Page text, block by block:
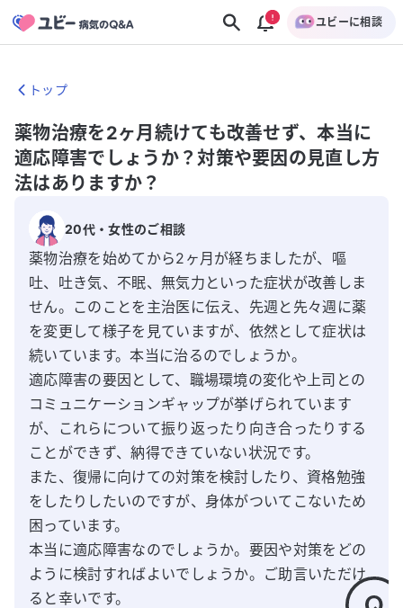
ユビーに相談
トップ
薬物治療を2ヶ月続けても改善せず、本当に
適応障害でしょうか？対策や要因の見直し方
法はありますか？
20代・女性のご相談
薬物治療を始めてから2ヶ月が経ちましたが、嘔
吐、吐き気、不眠、無気力といった症状が改善しま
せん。このことを主治医に伝え、先週と先々週に薬
を変更して様子を見ていますが、依然として症状は
続いています。本当に治るのでしょうか。
適応障害の要因として、職場環境の変化や上司との
コミュニケーションギャップが挙げられています
が、これらについて振り返ったり向き合ったりする
ことができず、納得できていない状況です。
また、復帰に向けての対策を検討したり、資格勉強
をしたりしたいのですが、身体がついてこないため
困っています。
本当に適応障害なのでしょうか。要因や対策をどの
ように検討すればよいでしょうか。ご助言いただけ
ると幸いです。